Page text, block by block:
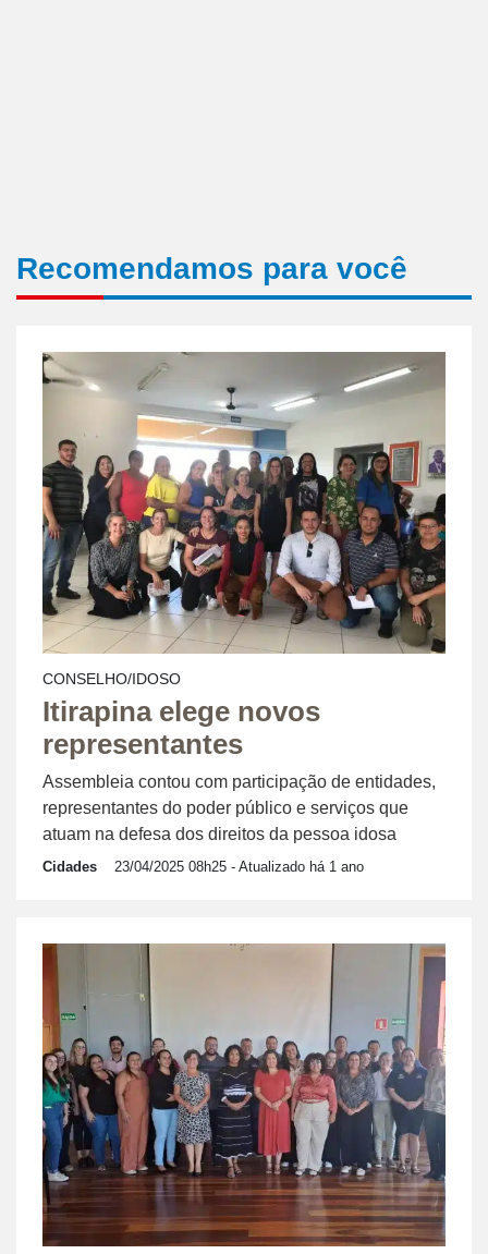
Recomendamos para você
CONSELHO/IDOSO
Itirapina elege novos
representantes
Assembleia contou com participação de entidades,
representantes do poder público e serviços que
atuam na defesa dos direitos da pessoa idosa
Cidades 23/04/2025 08h25 - Atualizado há 1 ano